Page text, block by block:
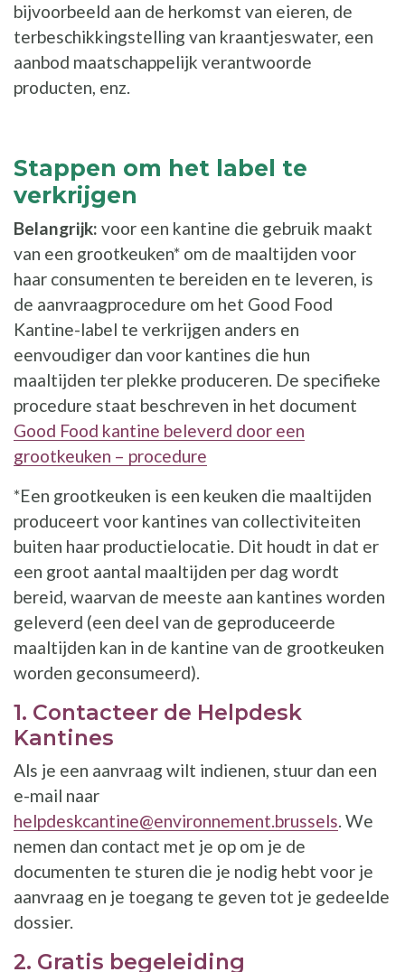
bijvoorbeeld aan de herkomst van eieren, de
terbeschikkingstelling van kraantjeswater, een
aanbod maatschappelijk verantwoorde
producten, enz.
Stappen om het label te
verkrijgen
Belangrijk: voor een kantine die gebruik maakt
van een grootkeuken* om de maaltijden voor
haar consumenten te bereiden en te leveren, is
de aanvraagprocedure om het Good Food
Kantine-label te verkrijgen anders en
eenvoudiger dan voor kantines die hun
maaltijden ter plekke produceren. De specifieke
procedure staat beschreven in het document
Good Food kantine beleverd door een
grootkeuken – procedure
*Een grootkeuken is een keuken die maaltijden
produceert voor kantines van collectiviteiten
buiten haar productielocatie. Dit houdt in dat er
een groot aantal maaltijden per dag wordt
bereid, waarvan de meeste aan kantines worden
geleverd (een deel van de geproduceerde
maaltijden kan in de kantine van de grootkeuken
worden geconsumeerd).
1. Contacteer de Helpdesk
Kantines
Als je een aanvraag wilt indienen, stuur dan een
e-mail naar
helpdeskcantine@environnement.brussels. We
nemen dan contact met je op om je de
documenten te sturen die je nodig hebt voor je
aanvraag en je toegang te geven tot je gedeelde
dossier.
2. Gratis begeleiding